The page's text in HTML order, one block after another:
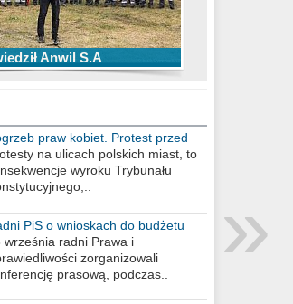
Anwil S.A
Anwilu Włocławek
2019/2020
Włocławek w BCL
2020
praw kobiet. Protest przed
poselskim PiS
na ulicach polskich miast, to
wyroku Trybunału
PiS o wnioskach do budżetu
na 2021 rok
września radni Prawa i
zorganizowali
prasową, podczas..
»